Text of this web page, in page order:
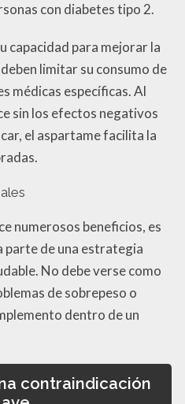
con diabetes tipo 2.
capacidad para mejorar la
limitar su consumo de
médicas específicas. Al
sin los efectos negativos
el aspartame facilita la
numerosos beneficios, es
de una estrategia
No debe verse como
de sobrepeso o
dentro de un
contraindicación